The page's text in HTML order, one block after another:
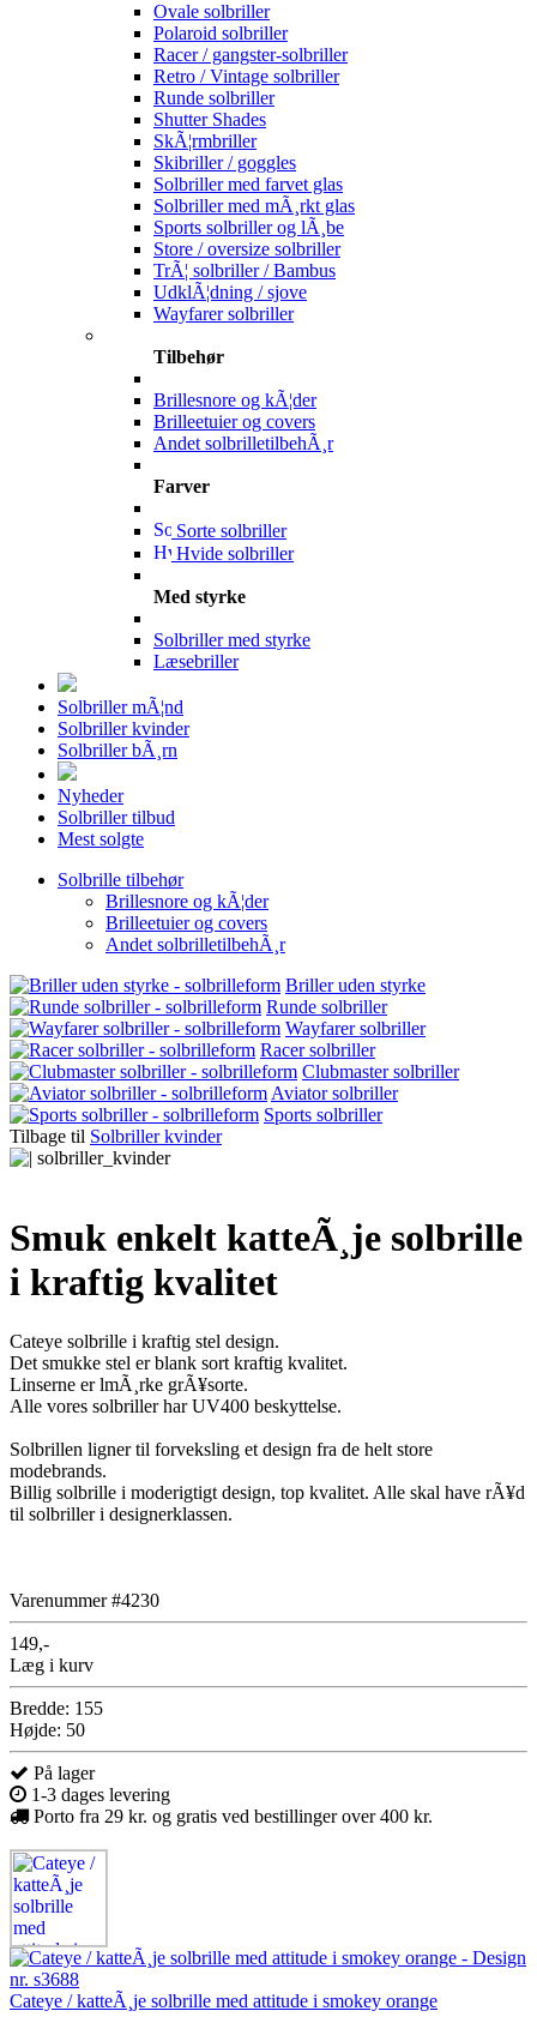
Ovale solbriller
Polaroid solbriller
Racer / gangster-solbriller
Retro / Vintage solbriller
Runde solbriller
Shutter Shades
SkÃ¦rmbriller
Skibriller / goggles
Solbriller med farvet glas
Solbriller med mÃ¸rkt glas
Sports solbriller og lÃ¸be
Store / oversize solbriller
TrÃ¦ solbriller / Bambus
UdklÃ¦dning / sjove
Wayfarer solbriller
Tilbehør
Brillesnore og kÃ¦der
Brilleetuier og covers
Andet solbrilletilbehÃ¸r
Farver
Sorte solbriller
Hvide solbriller
Med styrke
Solbriller med styrke
Læsebriller
Solbriller mÃ¦nd
Solbriller kvinder
Solbriller bÃ¸rn
Nyheder
Solbriller tilbud
Mest solgte
Solbrille tilbehør
Brillesnore og kÃ¦der
Brilleetuier og covers
Andet solbrilletilbehÃ¸r
Briller uden styrke
Runde solbriller
Wayfarer solbriller
Racer solbriller
Clubmaster solbriller
Aviator solbriller
Sports solbriller
Tilbage til Solbriller kvinder
Smuk enkelt katteÃ¸je solbrille
i kraftig kvalitet
Cateye solbrille i kraftig stel design.
Det smukke stel er blank sort kraftig kvalitet.
Linserne er lmÃ¸rke grÃ¥sorte.
Alle vores solbriller har UV400 beskyttelse.
Solbrillen ligner til forveksling et design fra de helt store
modebrands.
Billig solbrille i moderigtigt design, top kvalitet. Alle skal have rÃ¥d
til solbriller i designerklassen.
Varenummer #4230
149,-
Læg i kurv
Bredde: 155
Højde: 50
På lager
1-3 dages levering
Porto fra 29 kr. og gratis ved bestillinger over 400 kr.
Cateye / katteÃ¸je solbrille med attitude i smokey orange